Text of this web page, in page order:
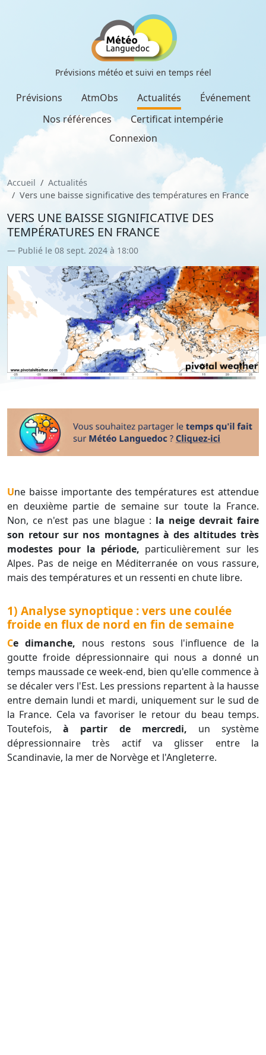
Prévisions météo et suivi en temps réel
Prévisions AtmObs Actualités
Événement
Nos références
Certificat intempérie
Connexion
Accueil
Actualités
Vers une baisse significative des températures en France
VERS UNE BAISSE SIGNIFICATIVE DES
TEMPÉRATURES EN FRANCE
Publié le 08 sept. 2024 à 18:00
Une baisse importante des températures est attendue
en deuxième partie de semaine sur toute la France.
Non, ce n'est pas une blague : la neige devrait faire
son retour sur nos montagnes à des altitudes très
modestes pour la période, particulièrement sur les
Alpes. Pas de neige en Méditerranée on vous rassure,
mais des températures et un ressenti en chute libre.
1) Analyse synoptique : vers une coulée
froide en flux de nord en fin de semaine
Ce dimanche, nous restons sous l'influence de la
goutte froide dépressionnaire qui nous a donné un
temps maussade ce week-end, bien qu'elle commence à
se décaler vers l'Est. Les pressions repartent à la hausse
entre demain lundi et mardi, uniquement sur le sud de
la France. Cela va favoriser le retour du beau temps.
Toutefois,à partir de mercredi, un système
dépressionnaire très actif va glisser entre la
Scandinavie, la mer de Norvège et l'Angleterre.